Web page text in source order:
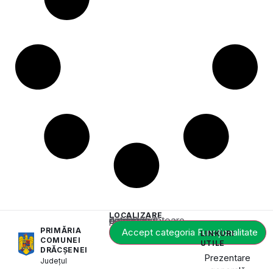
PRIMĂRIA
COMUNEI
DRĂCȘENEI
Județul
LOCALIZARE
Acest conținut este blocat până când acceptați categoria corespunzătoare de cookie-uri.
Accept categoria Funcționalitate
LINKURI
UTILE
Prezentare